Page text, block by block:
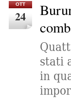
OTT
24
stati
in